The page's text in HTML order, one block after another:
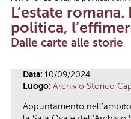
L’estate
politica,
Dalle carte alle storie
Data: 10/09/2024
Luogo: Archivio Storico
Appuntamento